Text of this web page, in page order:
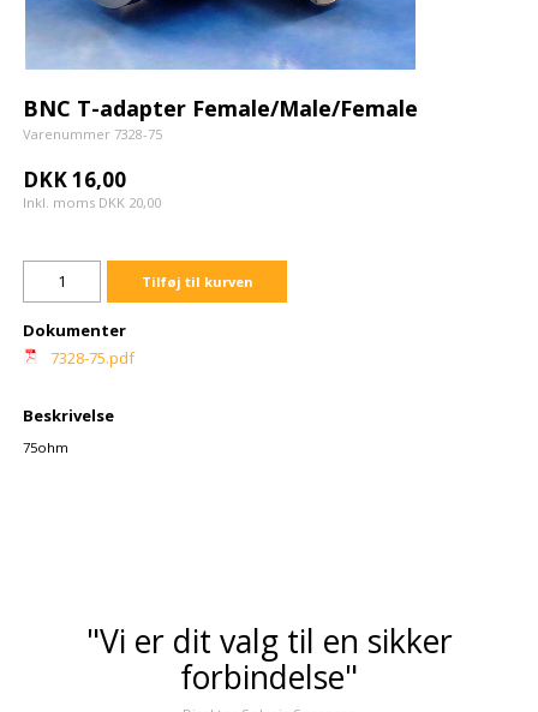
BNC T-adapter Female/Male/Female
Varenummer 7328-75
DKK 16,00
Inkl. moms DKK 20,00
Tilføj til kurven
Dokumenter
7328-75.pdf
Beskrivelse
75ohm
"Vi er dit valg til en sikker
forbindelse"